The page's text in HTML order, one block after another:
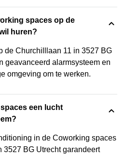
spaces op de
huren?
de Churchilllaan 11 in 3527 BG
geavanceerd alarmsysteem en
omgeving om te werken.
een lucht
in de Coworking spaces
BG Utrecht garandeert